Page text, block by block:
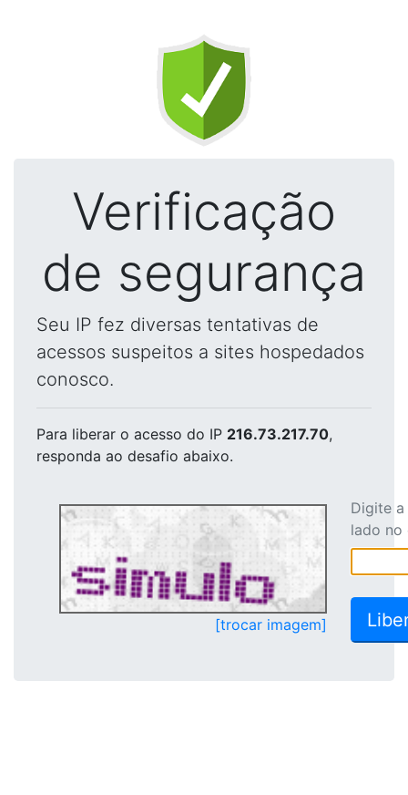
Verificação
de segurança
Seu IP fez diversas tentativas de
acessos suspeitos a sites hospedados
conosco.
Para liberar o acesso do IP 216.73.217.70,
responda ao desafio abaixo.
[trocar imagem]
Digite
lado no